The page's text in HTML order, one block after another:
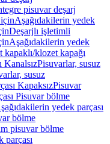
pisuvar deşarj
Aşağıdakilerin yedek
Deşarjlı işletimli
Aşağıdakilerin yedek
klozet kapağı
KanalsızPisuvarlar, susuz
susuz
KapaksızPisuvar
Pisuvar bölme
yedek parçası
bölme
pisuvar bölme
parçası